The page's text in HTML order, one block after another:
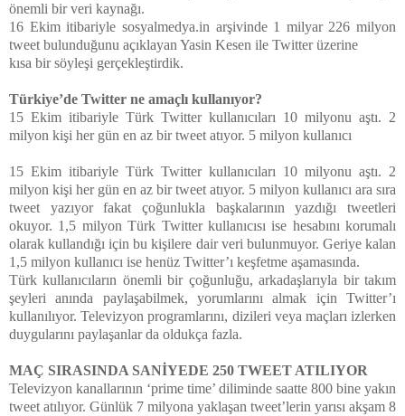
önemli bir veri kaynağı.
16 Ekim itibariyle sosyalmedya.in arşivinde 1 milyar 226 milyon
tweet bulunduğunu açıklayan Yasin Kesen ile Twitter üzerine
kısa bir söyleşi gerçekleştirdik.
Türkiye’de Twitter ne amaçlı kullanıyor?
15 Ekim itibariyle Türk Twitter kullanıcıları 10 milyonu aştı. 2
milyon kişi her gün en az bir tweet atıyor. 5 milyon kullanıcı
15 Ekim itibariyle Türk Twitter kullanıcıları 10 milyonu aştı. 2
milyon kişi her gün en az bir tweet atıyor. 5 milyon kullanıcı ara sıra
tweet yazıyor fakat çoğunlukla başkalarının yazdığı tweetleri
okuyor. 1,5 milyon Türk Twitter kullanıcısı ise hesabını korumalı
olarak kullandığı için bu kişilere dair veri bulunmuyor. Geriye kalan
1,5 milyon kullanıcı ise henüz Twitter’ı keşfetme aşamasında.
Türk kullanıcıların önemli bir çoğunluğu, arkadaşlarıyla bir takım
şeyleri anında paylaşabilmek, yorumlarını almak için Twitter’ı
kullanılıyor. Televizyon programlarını, dizileri veya maçları izlerken
duygularını paylaşanlar da oldukça fazla.
MAÇ SIRASINDA SANİYEDE 250 TWEET ATILIYOR
Televizyon kanallarının ‘prime time’ diliminde saatte 800 bine yakın
tweet atılıyor. Günlük 7 milyona yaklaşan tweet’lerin yarısı akşam 8